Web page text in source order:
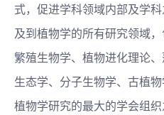
式，促进学科领域内部及学
及到植物学的所有研究领域
繁殖生物学、植物进化理论、
生态学、分子生物学、古植
植物学研究的最大的学会组